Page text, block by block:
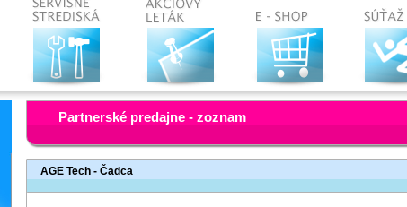
Partnerské predajne - zoznam
AGE Tech - Čadca